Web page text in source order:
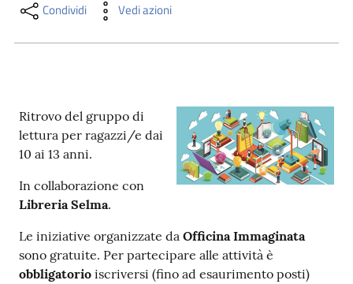
Piani
Archivio
storico
Condividi Vedi azioni
Ritrovo del gruppo di
lettura per ragazzi/e dai
10 ai 13 anni.
In collaborazione con
Libreria Selma.
Le iniziative organizzate da Officina Immaginata
sono gratuite. Per partecipare alle attività è
obbligatorio iscriversi (fino ad esaurimento posti)